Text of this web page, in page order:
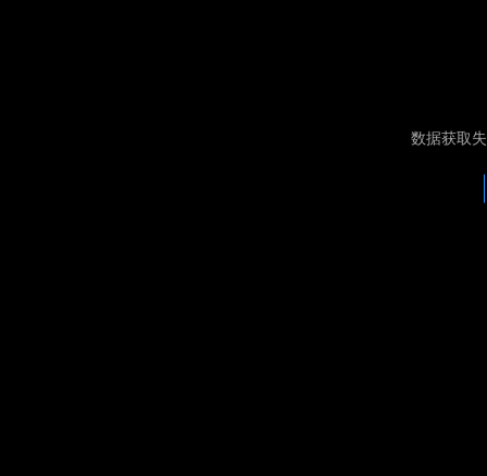
数据获取